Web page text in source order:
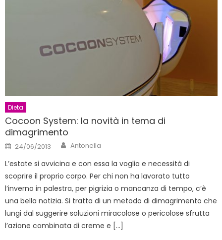
Dieta
Cocoon System: la novità in tema di
dimagrimento
Posted
on
24/06/2013 Author
Antonella
L’estate si avvicina e con essa la voglia e necessità di
scoprire il proprio corpo. Per chi non ha lavorato tutto
l’inverno in palestra, per pigrizia o mancanza di tempo, c’è
una bella notizia. Si tratta di un metodo di dimagrimento che
lungi dal suggerire soluzioni miracolose o pericolose sfrutta
l’azione combinata di creme e […]